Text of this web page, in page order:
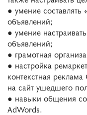
● умение составлять
объявлений;
● умение
объявлений;
● грамотная
● настройка
контекстная
на сайт ушедшего
● навыки общения
AdWords.